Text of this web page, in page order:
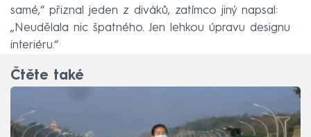
samé,“ přiznal jeden z diváků, zatímco jiný napsal:
„Neudělala nic špatného. Jen lehkou úpravu designu
interiéru.“
Čtěte také